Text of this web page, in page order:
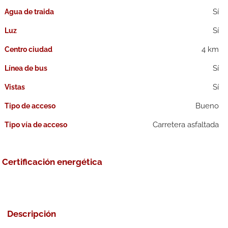
Agua de traida
Luz
Centro ciudad 4 km
Línea de bus
Vistas
Tipo de acceso Bueno
Tipo vía de acceso Carretera asfaltada
Certificación energética
Descripción